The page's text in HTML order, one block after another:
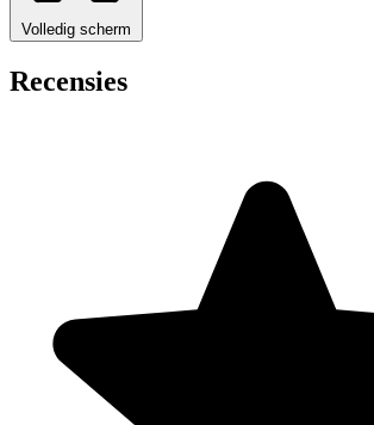
Volledig scherm
Recensies